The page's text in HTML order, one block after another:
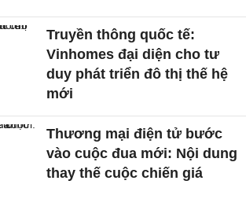
Truyền thông quốc tế:
Vinhomes đại diện cho tư
duy phát triển đô thị thế hệ
mới
Thương mại điện tử bước
vào cuộc đua mới: Nội dung
thay thế cuộc chiến giá